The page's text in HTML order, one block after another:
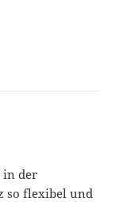
in der
so flexibel und